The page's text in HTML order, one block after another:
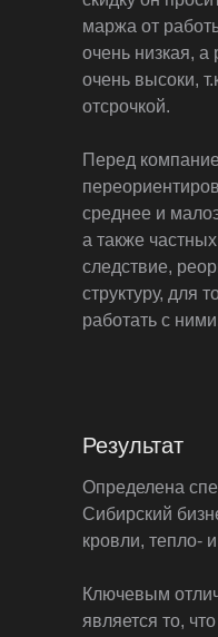
маржа от
очень низкая, а
очень высоки,
отсрочкой.
Перед
среднее и
а также
следствие,
структуру, для
работать с
Результат
Определена
Сибирский
кровли, тепло-
Ключевым
является то,